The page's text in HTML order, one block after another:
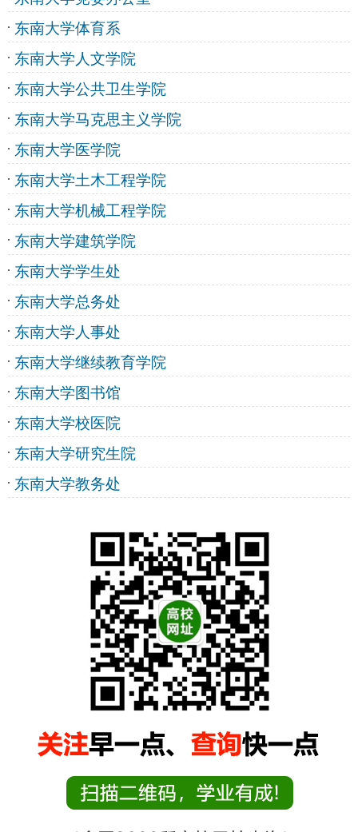
东南大学体育系
东南大学人文学院
东南大学公共卫生学院
东南大学马克思主义学院
东南大学医学院
东南大学土木工程学院
东南大学机械工程学院
东南大学建筑学院
东南大学学生处
东南大学总务处
东南大学人事处
东南大学继续教育学院
东南大学图书馆
东南大学校医院
东南大学研究生院
东南大学教务处